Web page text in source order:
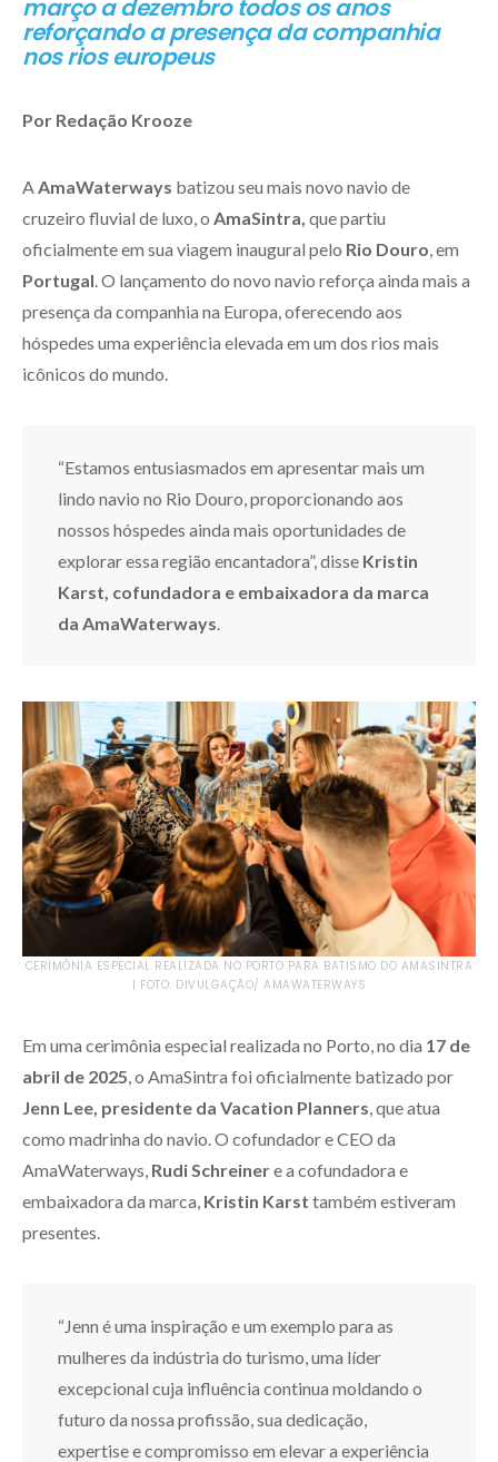
março a dezembro todos os anos
reforçando a presença da companhia
nos rios europeus
Por Redação Krooze
A AmaWaterways batizou seu mais novo navio de
cruzeiro fluvial de luxo, o AmaSintra, que partiu
oficialmente em sua viagem inaugural pelo Rio Douro , em
Portugal . O lançamento do novo navio reforça ainda mais a
presença da companhia na Europa, oferecendo aos
hóspedes uma experiência elevada em um dos rios mais
icônicos do mundo.
“Estamos entusiasmados em apresentar mais um
lindo navio no Rio Douro, proporcionando aos
nossos hóspedes ainda mais oportunidades de
explorar essa região encantadora”, disse Kristin
Karst, cofundadora e embaixadora da marca
da AmaWaterways
CERIMÔNIA ESPECIAL REALIZADA NO PORTO PARA BATISMO DO AMASINTRA
| FOTO: DIVULGAÇÃO/ AMAWATERWAYS
Em uma cerimônia especial realizada no Porto, no dia 17 de
abril de 2025, o AmaSintra foi oficialmente batizado por
Jenn Lee, presidente da Vacation Planners, que atua
como madrinha do navio. O cofundador e CEO da
AmaWaterways, Rudi Schreinere a cofundadora e
embaixadora da marca, Kristin Karst também estiveram
presentes.
“Jenn é uma inspiração e um exemplo para as
mulheres da indústria do turismo, uma líder
excepcional cuja influência continua moldando o
futuro da nossa profissão, sua dedicação,
expertise e compromisso em elevar a experiência